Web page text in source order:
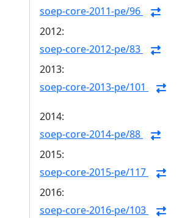
soep-core-2011-pe/96
2012:
soep-core-2012-pe/83
2013:
soep-core-2013-pe/101
2014:
soep-core-2014-pe/88
2015:
soep-core-2015-pe/117
2016:
soep-core-2016-pe/103